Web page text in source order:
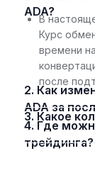
ADA?
В
Курс
времени
после
2. Как изменялся обменный курс ILS на
ADA за
3. Какое
4. Где можно найти ресурсы для изучения
трейдинга?